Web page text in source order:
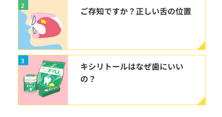
2 ご存知ですか？正しい舌の位置
3
キシリトールはなぜ歯にいい
の？